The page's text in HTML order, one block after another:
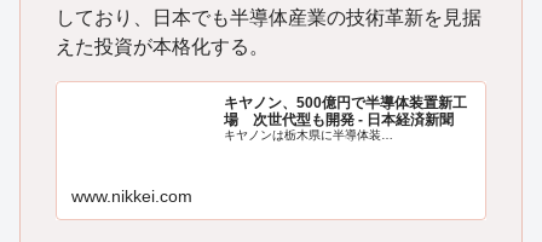
しており、日本でも半導体産業の技術革新を見据
えた投資が本格化する。
キヤノン、500億円で半導体装置新工
場 次世代型も開発 - 日本経済新聞
キヤノンは栃木県に半導体装…
www.nikkei.com